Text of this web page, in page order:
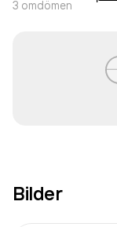
3 omdömen
Bilder